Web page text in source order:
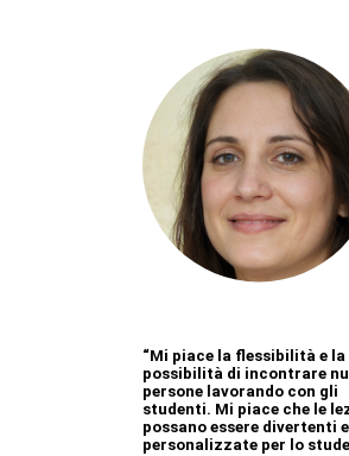
“Mi piace la flessibilità e la
possibilità di incontrare
persone lavorando con gli
studenti. Mi piace che le
possano essere divertenti e
personalizzate per lo